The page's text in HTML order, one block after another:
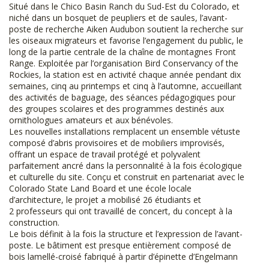
Situé dans le Chico Basin Ranch du Sud-Est du Colorado, et
niché dans un bosquet de peupliers et de saules, l’avant-
poste de recherche Aiken Audubon soutient la recherche sur
les oiseaux migrateurs et favorise l’engagement du public, le
long de la partie centrale de la chaîne de montagnes Front
Range. Exploitée par l’organisation Bird Conservancy of the
Rockies, la station est en activité chaque année pendant dix
semaines, cinq au printemps et cinq à l’automne, accueillant
des activités de baguage, des séances pédagogiques pour
des groupes scolaires et des programmes destinés aux
ornithologues amateurs et aux bénévoles.
Les nouvelles installations remplacent un ensemble vétuste
composé d’abris provisoires et de mobiliers improvisés,
offrant un espace de travail protégé et polyvalent
parfaitement ancré dans la personnalité à la fois écologique
et culturelle du site. Conçu et construit en partenariat avec le
Colorado State Land Board et une école locale
d’architecture, le projet a mobilisé 26 étudiants et
2 professeurs qui ont travaillé de concert, du concept à la
construction.
Le bois définit à la fois la structure et l’expression de l’avant-
poste. Le bâtiment est presque entièrement composé de
bois lamellé-croisé fabriqué à partir d’épinette d’Engelmann